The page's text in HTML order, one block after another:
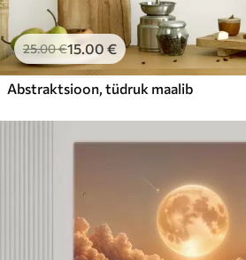
25.00€15.00 €
Abstraktsioon, tüdruk maalib